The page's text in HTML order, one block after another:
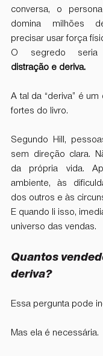
conversa, o
domina milhões
precisar usar força
O segredo
distração e deriva.
A tal da “deriva” é
fortes do livro.
Segundo Hill,
sem direção clara.
da própria vida.
ambiente, às
dos outros e às
E quando li isso,
universo das vendas.
Quantos
deriva?
Essa pergunta pode
Mas ela é necessária.